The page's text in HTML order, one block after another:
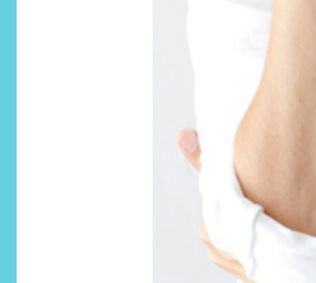
¿Qué revelan
de Alexia
sobre la
objeto-artista?